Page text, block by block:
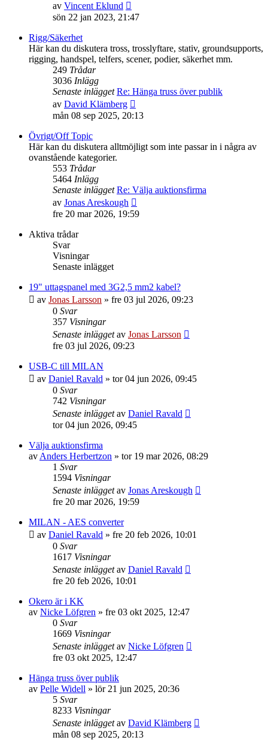
av Vincent Eklund
till
inlägget
sön 22 jan 2023, 21:47
Rigg/Säkerhet
Här kan du diskutera tross, trosslyftare, stativ, groundsupports,
rigging, handspel, telfers, scener, podier, säkerhet mm.
249 Trådar
3036 Inlägg
Senaste inlägget Re: Hänga truss över publik
av David Klämberg
till
inlägget
mån 08 sep 2025, 20:13
Övrigt/Off Topic
Här kan du diskutera alltmöjligt som inte passar in i några av
ovanstående kategorier.
553 Trådar
5464 Inlägg
Senaste inlägget Re: Välja auktionsfirma
av Jonas Areskough
till
fre 20 mar 2026, 19:59
Aktiva trådar
Svar
Visningar
Senaste inlägget
19" uttagspanel med 3G2,5 mm2 kabel?
av Jonas Larsson » fre 03 jul 2026, 09:23
0 Svar
357 Visningar
Senaste inläggetav Jonas Larsson
fre 03 jul 2026, 09:23
USB-C till MILAN
av Daniel Ravald » tor 04 jun 2026, 09:45
0 Svar
742 Visningar
Senaste inläggetav Daniel Ravald
tor 04 jun 2026, 09:45
Välja auktionsfirma
avAnders Herbertzon » tor 19 mar 2026, 08:29
1 Svar
1594 Visningar
Senaste inläggetav Jonas Areskough
fre 20 mar 2026, 19:59
MILAN - AES converter
av Daniel Ravald » fre 20 feb 2026, 10:01
0 Svar
1617 Visningar
Senaste inläggetav Daniel Ravald
fre 20 feb 2026, 10:01
Okero är i KK
av Nicke Löfgren » fre 03 okt 2025, 12:47
0 Svar
1669 Visningar
Senaste inläggetav Nicke Löfgren
fre 03 okt 2025, 12:47
Hänga truss över publik
av Pelle Widell » lör 21 jun 2025, 20:36
5 Svar
8233 Visningar
Senaste inläggetav David Klämberg
mån 08 sep 2025, 20:13